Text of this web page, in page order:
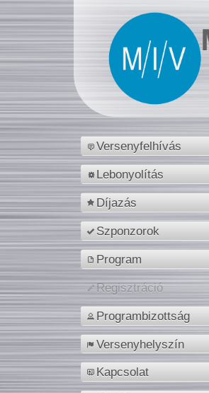
Versenyfelhívás
Lebonyolítás
Díjazás
Szponzorok
Program
Regisztráció
Programbizottság
Versenyhelyszín
Kapcsolat